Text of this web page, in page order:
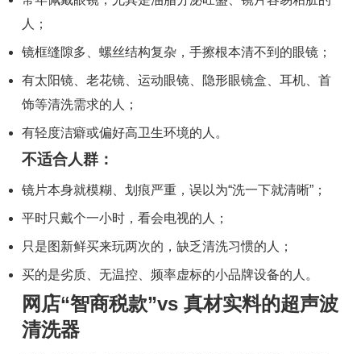
人；
镜框缝隙多、螺丝结构复杂，手擦根本清不到的眼镜；
有太阳镜、老花镜、运动眼镜、隐形眼镜盒、耳机、首
饰等清洗需求的人；
有轻度洁癖或偏好高卫生环境的人。
不适合人群 ：
镜片本身就模糊、划痕严重，误以为“洗一下就清晰”；
平时只戴个一小时，看会电视的人；
只是图新鲜买来玩两次的，缺乏清洗习惯的人；
买的是劣质、无温控、频率虚标的小品牌设备的人。
网店“智商税款”vs 真材实料的超声波
清洗器